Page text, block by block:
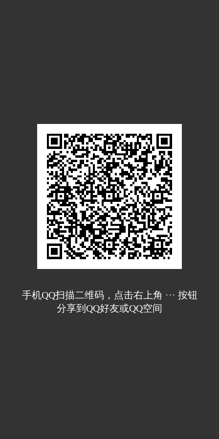
手机QQ扫描二维码，点击右上角 ··· 按钮
分享到QQ好友或QQ空间